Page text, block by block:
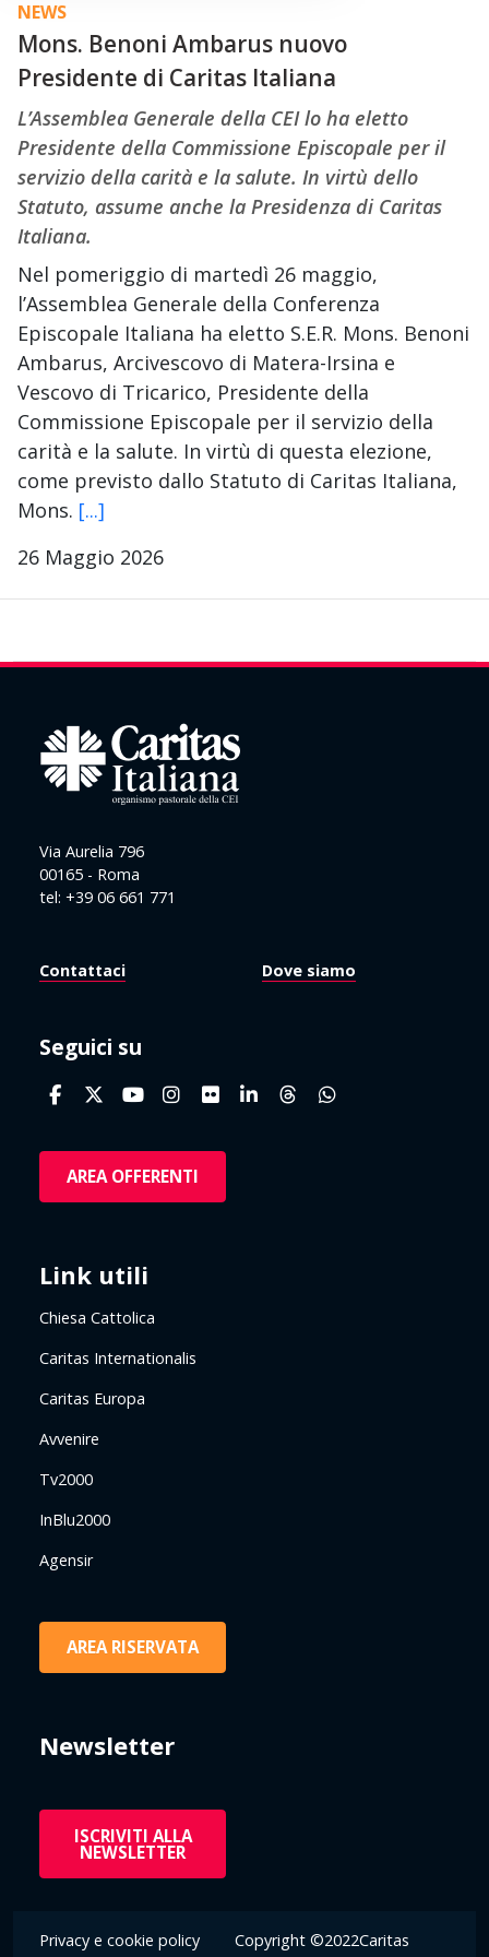
NEWS
Mons. Benoni Ambarus nuovo
Presidente di Caritas Italiana
L’Assemblea Generale della CEI lo ha eletto
Presidente della Commissione Episcopale per il
servizio della carità e la salute. In virtù dello
Statuto, assume anche la Presidenza di Caritas
Italiana.
Nel pomeriggio di martedì 26 maggio,
l’Assemblea Generale della Conferenza
Episcopale Italiana ha eletto S.E.R. Mons. Benoni
Ambarus, Arcivescovo di Matera-Irsina e
Vescovo di Tricarico, Presidente della
Commissione Episcopale per il servizio della
carità e la salute. In virtù di questa elezione,
come previsto dallo Statuto di Caritas Italiana,
Mons. [...]
26 Maggio 2026
Via Aurelia 796
00165 - Roma
tel: +39 06 661 771
Contattaci Dove siamo
Seguici su
AREA OFFERENTI
Link utili
Chiesa Cattolica
Caritas Internationalis
Caritas Europa
Avvenire
Tv2000
InBlu2000
Agensir
AREA RISERVATA
Newsletter
ISCRIVITI ALLA
NEWSLETTER
Privacy e cookie policy
Copyright ©2022Caritas